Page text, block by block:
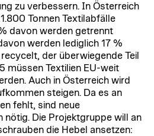
zu verbessern. In Österreich
Tonnen Textilabfälle
davon werden getrennt
werden lediglich 17 %
der überwiegende Teil
müssen Textilien EU-weit
Auch in Österreich wird
steigen. Da es an
fehlt, sind neue
nötig. Die Projektgruppe will an
die Hebel ansetzen: